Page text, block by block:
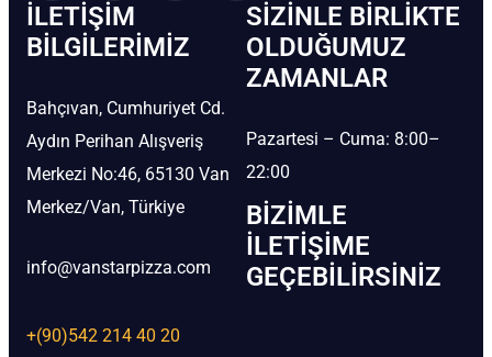
İLETIŞIM
BİLGILERIMIZ
Bahçıvan, Cumhuriyet Cd.
Aydın Perihan Alışveriş
Merkezi No:46, 65130 Van
Merkez/Van, Türkiye
info@vanstarpizza.com
+(90)542 214 40 20
SIZINLE BIRLIKTE
OLDUĞUMUZ
ZAMANLAR
Pazartesi – Cuma: 8:00–
22:00
BIZIMLE
İLETIŞIME
GEÇEBILIRSINIZ